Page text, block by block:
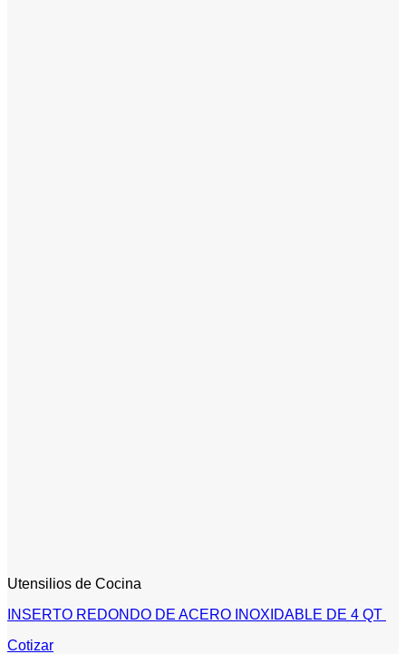
Utensilios de Cocina
INSERTO REDONDO DE ACERO INOXIDABLE DE 4 QT
Cotizar